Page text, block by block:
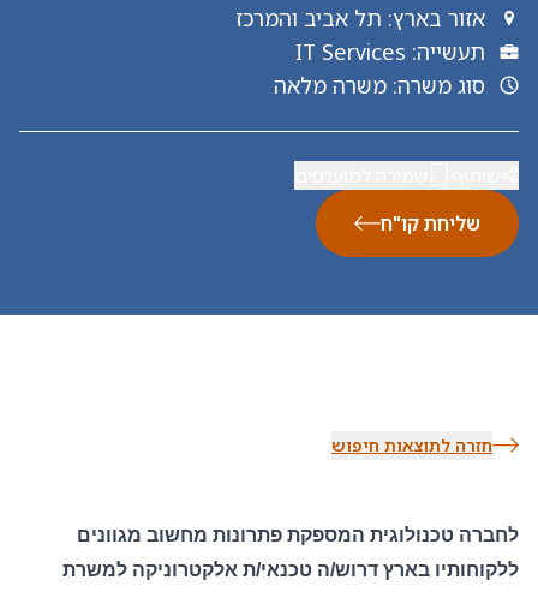
אזור בארץ: תל אביב והמרכז
תעשייה:
IT Services
סוג משרה: משרה מלאה
שליחת קו"ח
חזרה לתוצאות חיפוש
לחברה טכנולוגית המספקת פתרונות מחשוב מגוונים
ללקוחותיו בארץ דרוש/ה טכנאי/ת אלקטרוניקה למשרת